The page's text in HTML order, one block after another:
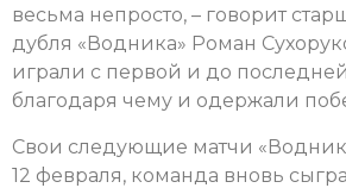
весьма непросто, – говорит
дубля «Водника» Роман
играли с первой и до
благодаря чему и одержали
Свои следующие матчи «Водник-
12 февраля, команда вновь